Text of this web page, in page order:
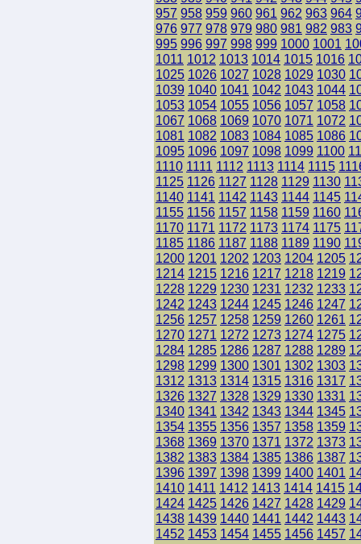
957 958 959 960 961 962 963 964
976 977 978 979 980 981 982 983
995 996 997 998 999 1000 1001
1011 1012 1013 1014 1015 1016
1025 1026 1027 1028 1029 1030
1039 1040 1041 1042 1043 1044
1053 1054 1055 1056 1057 1058
1067 1068 1069 1070 1071 1072
1081 1082 1083 1084 1085 1086
1095 1096 1097 1098 1099 1100
1110 1111 1112 1113 1114 1115
1125 1126 1127 1128 1129 1130
1140 1141 1142 1143 1144 1145
1155 1156 1157 1158 1159 1160
1170 1171 1172 1173 1174 1175
1185 1186 1187 1188 1189 1190
1200 1201 1202 1203 1204 1205
1214 1215 1216 1217 1218 1219
1228 1229 1230 1231 1232 1233
1242 1243 1244 1245 1246 1247
1256 1257 1258 1259 1260 1261
1270 1271 1272 1273 1274 1275
1284 1285 1286 1287 1288 1289
1298 1299 1300 1301 1302 1303
1312 1313 1314 1315 1316 1317
1326 1327 1328 1329 1330 1331
1340 1341 1342 1343 1344 1345
1354 1355 1356 1357 1358 1359
1368 1369 1370 1371 1372 1373
1382 1383 1384 1385 1386 1387
1396 1397 1398 1399 1400 1401
1410 1411 1412 1413 1414 1415
1424 1425 1426 1427 1428 1429
1438 1439 1440 1441 1442 1443
1452 1453 1454 1455 1456 1457